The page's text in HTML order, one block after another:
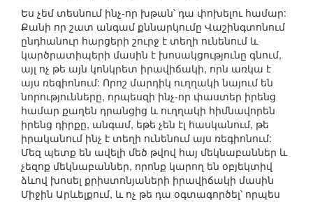
Ես չեմ տեսնում ինչ-որ խթան՝ դա փոխելու համար:
Քանի որ շատ անգամ քննարկումը Վաշինգտոնում
ընդհանուր հարցերի շուրջ է տեղի ունենում և
կարծրատիպերի մասին է խոսակցությունը գնում,
այլ ոչ թե այն կոնկրետ իրավիճակի, որն առկա է
այս ռեգիոնում: Որոշ մարդիկ ուղղակի նայում են
նորությունները, որպեսզի ինչ-որ փաստեր իրենց
համար քաղեն դրանցից և ուղղակի հիմնավորեն
իրենց դիրքը, անգամ, եթե չեն էլ հասկանում, թե
իրականում ինչ է տեղի ունենում այս ռեգիոնում:
Մեզ պետք են ավելի մեծ թվով հայ մեկնաբաններ և
չեզոք մեկնաբաններ, որոնք կարող են օբյեկտիվ
ձևով խոսել քրիստոնյաների իրավիճակի մասին
Միջին Արևելքում, և ոչ թե դա օգտագործել՝ որպես